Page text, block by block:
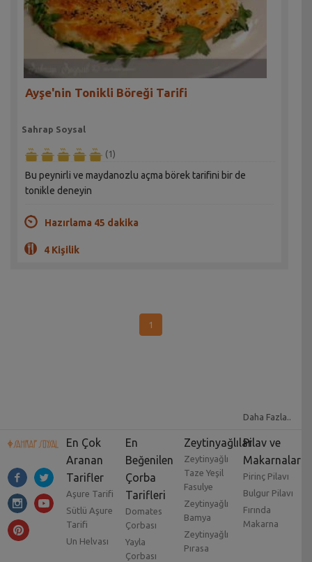
Ayşe'nin Tonikli Böreği Tarifi
Sahrap Soysal
(1)
Bu peynirli ve maydanozlu açma börek tarifini bir de
tonikle deneyin
Hazırlama 45 dakika
4 Kişilik
1
Daha Fazla..
En Çok
Aranan
Tarifler
Aşure Tarifi
Sütlü Aşure
Tarifi
Un Helvası
En
Beğenilen
Çorba
Tarifleri
Domates
Çorbası
Yayla
Çorbası
Zeytinyağlılar
Zeytinyağlı
Taze Yeşil
Fasulye
Zeytinyağlı
Bamya
Zeytinyağlı
Pırasa
Pilav ve
Makarnalar
Pirinç Pilavı
Bulgur Pilavı
Fırında
Makarna